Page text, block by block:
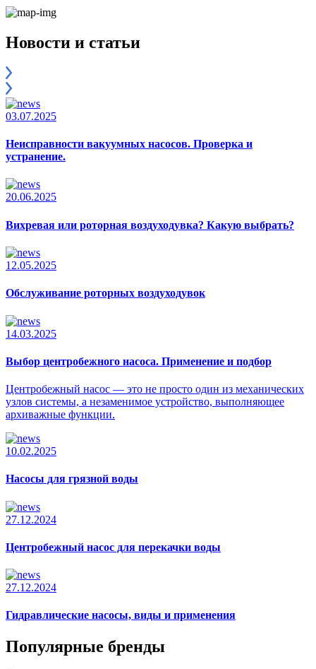
Новости и статьи
03.07.2025
Неисправности вакуумных насосов. Проверка и
устранение.
20.06.2025
Вихревая или роторная воздуходувка? Какую выбрать?
12.05.2025
Обслуживание роторных воздуходувок
14.03.2025
Выбор центробежного насоса. Применение и подбор
Центробежный насос — это не просто один из механических
узлов системы, а незаменимое устройство, выполняющее
архиважные функции.
10.02.2025
Насосы для грязной воды
27.12.2024
Центробежный насос для перекачки воды
27.12.2024
Гидравлические насосы, виды и применения
Популярные бренды